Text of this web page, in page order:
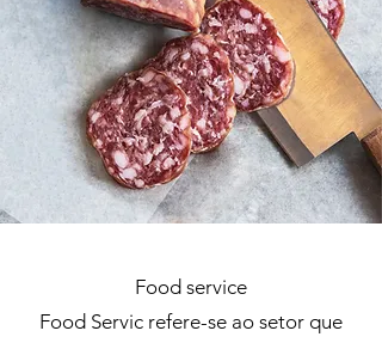
​Food service
Food Servic refere-se ao setor que